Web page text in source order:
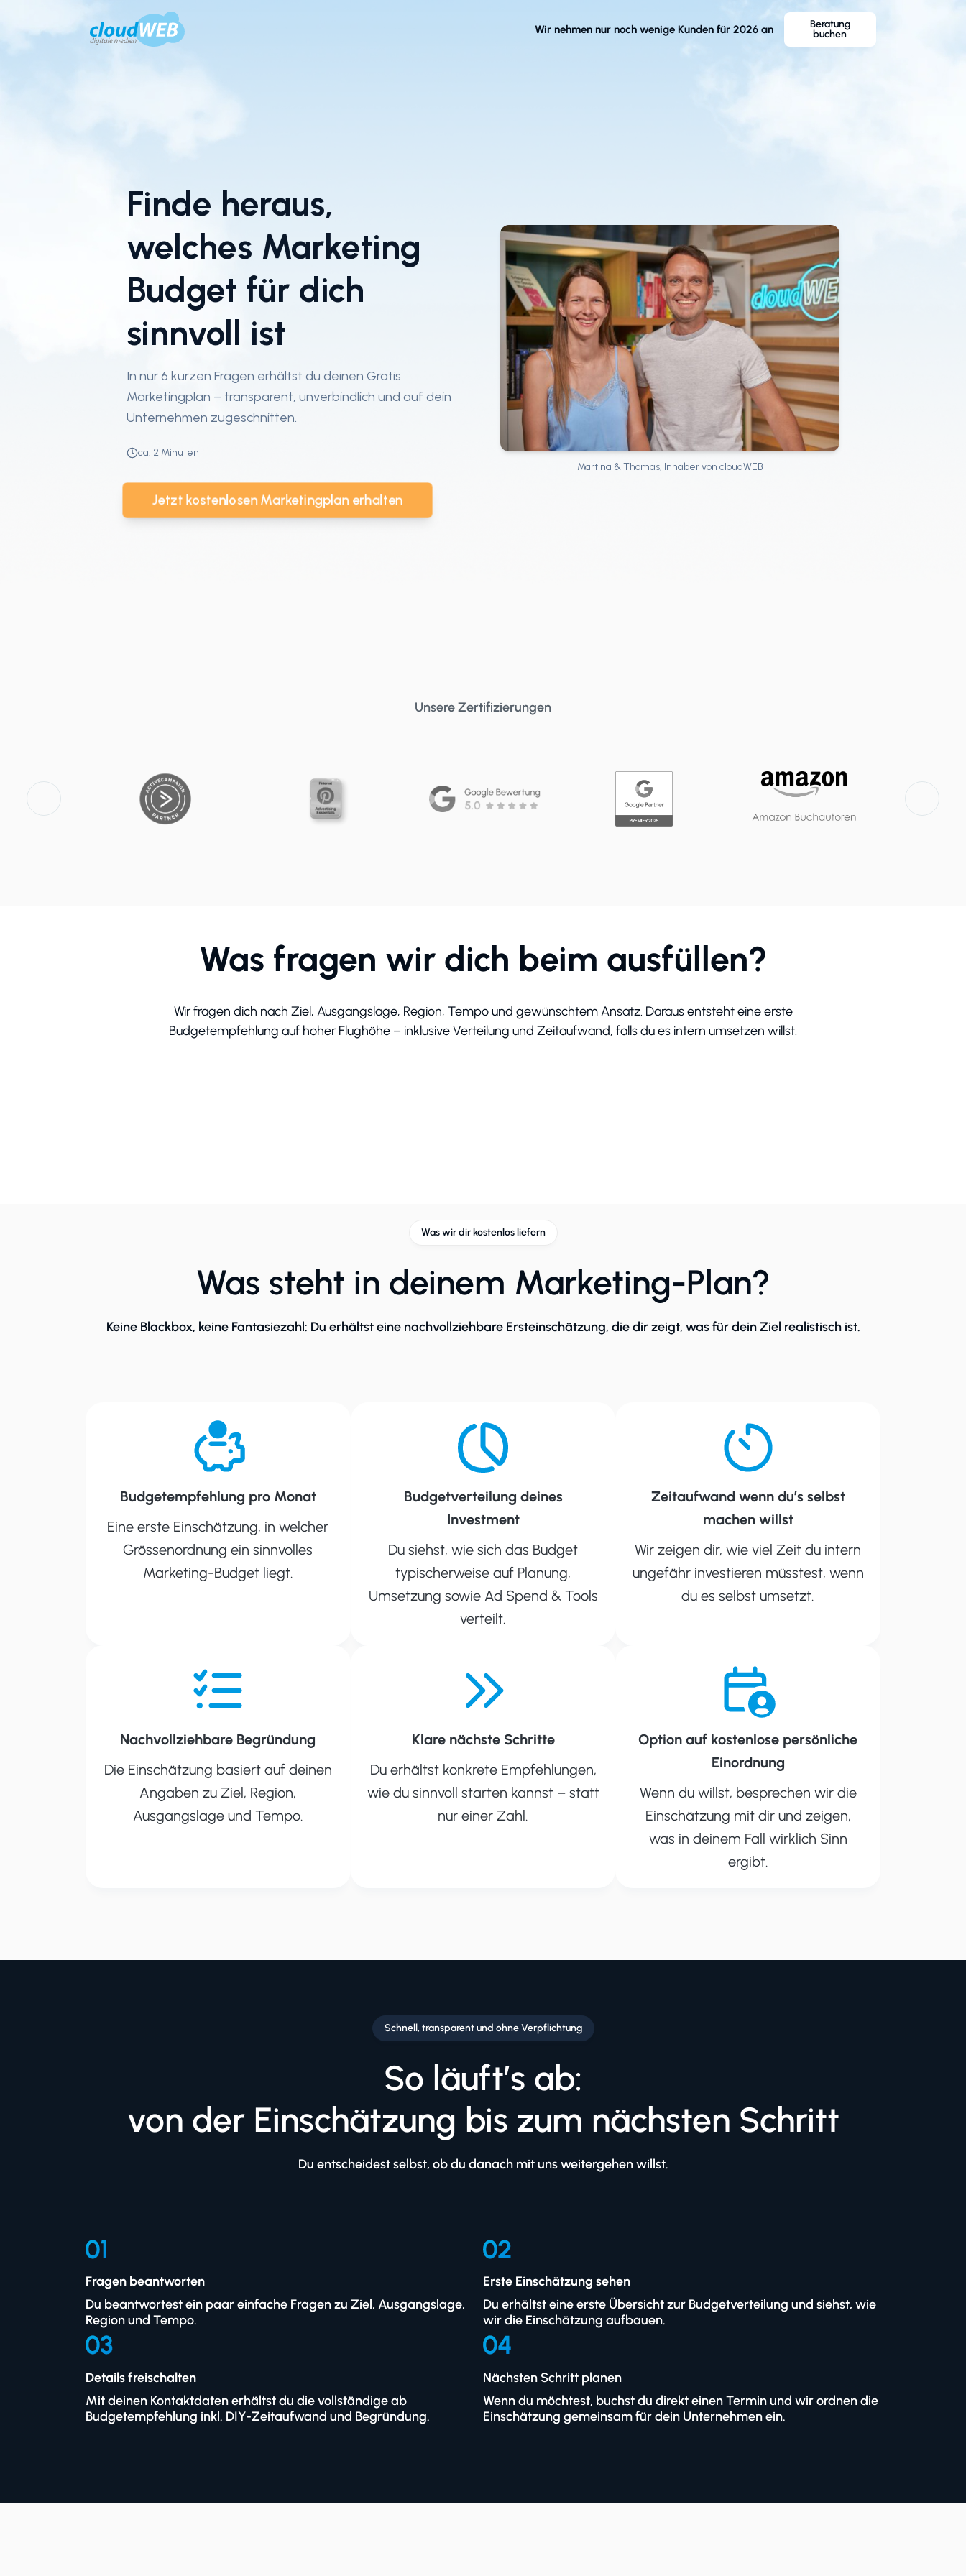
Wir nehmen nur noch wenige Kunden für 2026 an
Beratung
buchen
Unsere Zertifizierungen
Was fragen wir dich beim ausfüllen?
Wir fragen dich nach Ziel, Ausgangslage, Region, Tempo und gewünschtem Ansatz. Daraus entsteht eine erste
Budgetempfehlung auf hoher Flughöhe – inklusive Verteilung und Zeitaufwand, falls du es intern umsetzen willst.
Was wir dir kostenlos liefern
Was steht in deinem Marketing-Plan?
Keine Blackbox, keine Fantasiezahl: Du erhältst eine nachvollziehbare Ersteinschätzung, die dir zeigt, was für dein Ziel realistisch ist.
Budgetempfehlung pro Monat
Eine erste Einschätzung, in welcher
Grössenordnung ein sinnvolles
Marketing-Budget liegt.
Budgetverteilung deines
Investment
Du siehst, wie sich das Budget
typischerweise auf Planung,
Umsetzung sowie Ad Spend & Tools
verteilt.
Zeitaufwand wenn du’s selbst
machen willst
Wir zeigen dir, wie viel Zeit du intern
ungefähr investieren müsstest, wenn
du es selbst umsetzt.
Nachvollziehbare Begründung
Die Einschätzung basiert auf deinen
Angaben zu Ziel, Region,
Ausgangslage und Tempo.
Klare nächste Schritte
Du erhältst konkrete Empfehlungen,
wie du sinnvoll starten kannst – statt
nur einer Zahl.
Option auf kostenlose persönliche
Einordnung
Wenn du willst, besprechen wir die
Einschätzung mit dir und zeigen,
was in deinem Fall wirklich Sinn
ergibt.
Schnell, transparent und ohne Verpflichtung
So läuft’s ab:
von der Einschätzung bis zum nächsten Schritt
Du entscheidest selbst, ob du danach mit uns weitergehen willst.
Fragen beantworten
Du beantwortest ein paar einfache Fragen zu Ziel, Ausgangslage,
Region und Tempo.
Erste Einschätzung sehen
Du erhältst eine erste Übersicht zur Budgetverteilung und siehst, wie
wir die Einschätzung aufbauen.
Details freischalten
Mit deinen Kontaktdaten erhältst du die vollständige ab
Budgetempfehlung inkl. DIY-Zeitaufwand und Begründung.
Nächsten Schritt planen
Wenn du möchtest, buchst du direkt einen Termin und wir ordnen die
Einschätzung gemeinsam für dein Unternehmen ein.